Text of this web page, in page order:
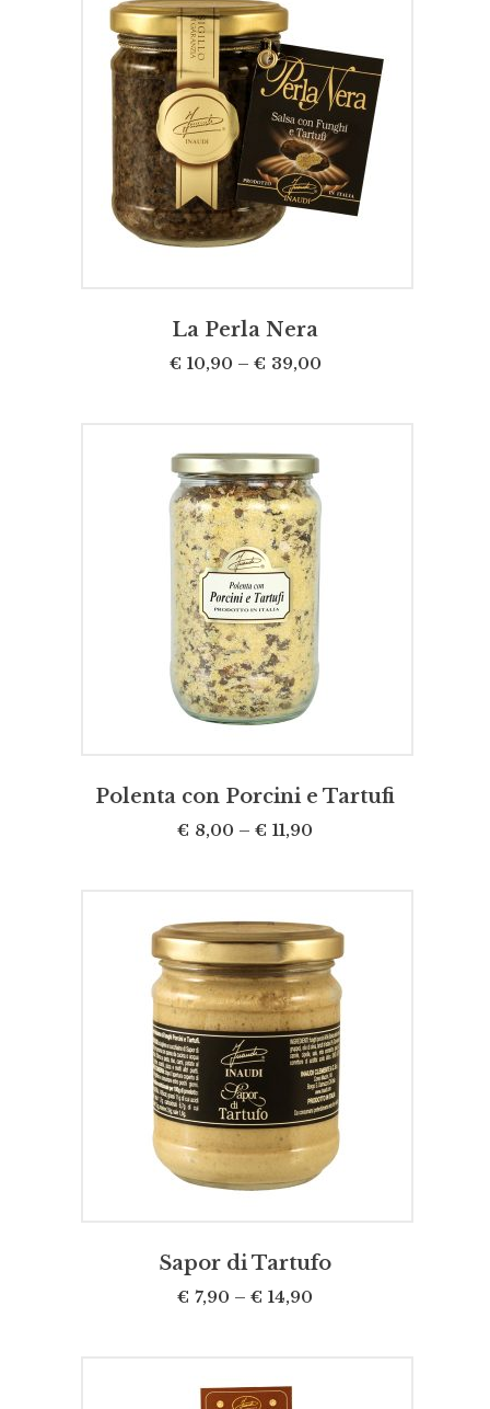
SCEGLI
La Perla Nera
€ 10,90 – € 39,00
SCEGLI
Polenta con Porcini e Tartufi
€ 8,00 – € 11,90
SCEGLI
Sapor di Tartufo
€ 7,90 – € 14,90